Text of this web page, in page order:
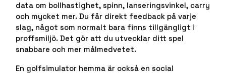
data om bollhastighet, spinn, lanseringsvinkel, carry
och mycket mer. Du får direkt feedback på varje
slag, något som normalt bara finns tillgängligt i
proffsmiljö. Det gör att du utvecklar ditt spel
snabbare och mer målmedvetet.
En golfsimulator hemma är också en social